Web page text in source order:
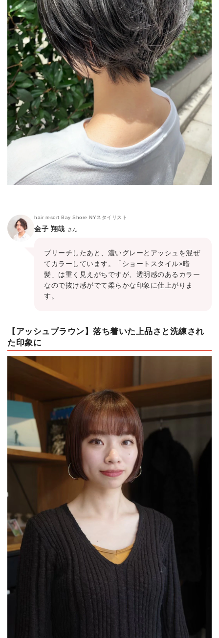
hair resort Bay Shore NYスタイリスト
金子 翔哉 さん
ブリーチしたあと、濃いグレーとアッシュを混ぜ
てカラーしています。「ショートスタイル×暗
髪」は重く見えがちですが、透明感のあるカラー
なので抜け感がでて柔らかな印象に仕上がりま
す。
【アッシュブラウン】落ち着いた上品さと洗練され
た印象に